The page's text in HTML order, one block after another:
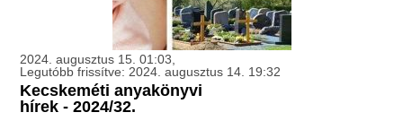
2024. augusztus 15. 01:03,
Legutóbb frissítve: 2024. augusztus 14. 19:32
Kecskeméti anyakönyvi
hírek - 2024/32.